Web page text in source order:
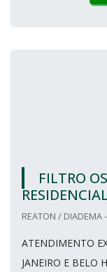
FILTRO
RESIDENCIAL
REATON / DIADEMA
ATENDIMENTO
JANEIRO E BELO